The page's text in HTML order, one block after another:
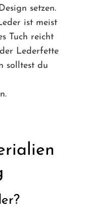
setzen.
ist meist
Tuch reicht
Lederfette
solltest du